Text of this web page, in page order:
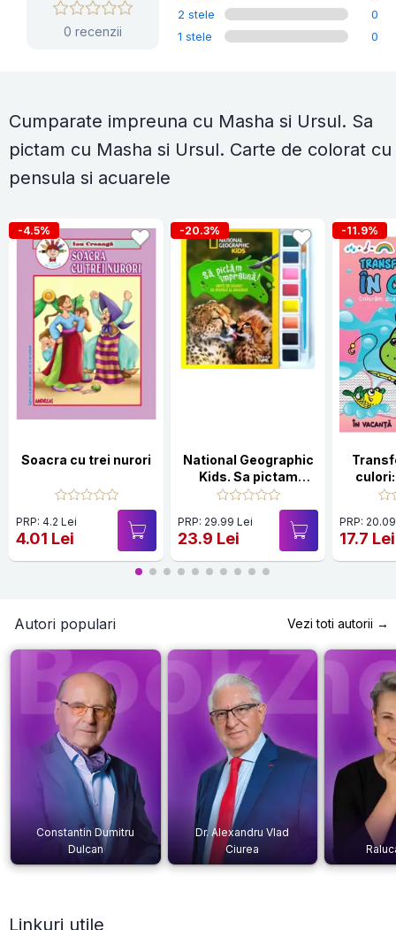
0 recenzii
2 stele
0
1 stele
0
Cumparate impreuna cu Masha si Ursul. Sa
pictam cu Masha si Ursul. Carte de colorat cu
pensula si acuarele
-4.5%
Soacra cu trei nurori
PRP: 4.2 Lei
4.01 Lei
-20.3%
National Geographic
Kids. Sa pictam
impreuna! Carte de
colorat cu pensula si
acuarele
PRP: 29.99 Lei
23.9 Lei
-11.9%
PRP:
17.7 Lei
Autori populari Vezi toti autorii →
Constantin Dumitru
Dulcan
Dr. Alexandru Vlad
Ciurea
Linkuri utile